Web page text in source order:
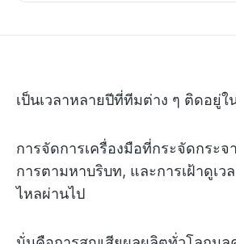
เป็นเวลาหลายปีที่ทีมต่าง ๆ ติดอยู่ใ
การจัดการเครื่องมือที่กระจัดกระ
การตามหาบริบท, และการเฝ้าดูเว
ไหลผ่านไป